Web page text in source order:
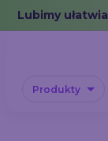
Error: No data
Lubimy
Produkty